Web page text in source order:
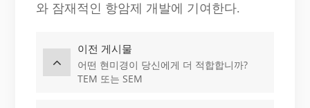
와 잠재적인 항암제 개발에 기여한다.
이전 게시물
어떤 현미경이 당신에게 더 적합합니까?
TEM 또는 SEM